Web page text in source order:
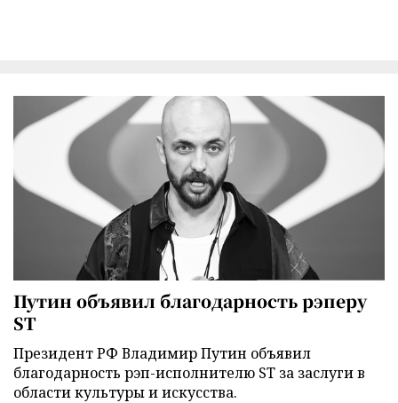
Путин объявил благодарность рэперу
ST
Президент РФ Владимир Путин объявил
благодарность рэп-исполнителю ST за заслуги в
области культуры и искусства.